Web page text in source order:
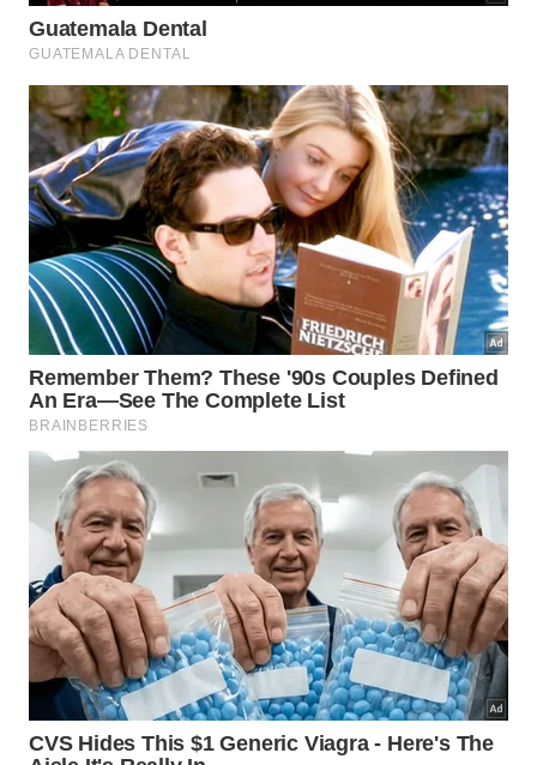
possível. Tudo começou com 50 ml de BEG Gin,
uma dose generosa de coragem e algumas pedras
inteiro parecia prender a respiração. No estádio,
milhões de corações batiam no mesmo ritmo. Na
taça, os ingredientes aguardavam o momento certo
para se revelar. A cobrança veio. E, por um instante,
o tempo desacelerou. Foi quando entrou o
ingrediente mais raro de todos: sangue-frio. Taffarel
escolheu o canto, se lançou e transformou alguns
segundos de tensão em um dos momentos mais
marcantes da história das Copas. A partir daí,
bastou completar com água tônica. A explosão da
torcida trouxe a efervescência. Os abraços viraram
as bolhas. A emoção tomou conta do ambiente
como o aroma de um drink recém-servido. O
resultado foi um clássico inesquecível: equilibrado
entre nervosismo e confiança, intenso na medida
certa e com um final que ficou na memória de quem
viveu aquele momento. Porque algumas receitas são
feitas para refrescar. Outras, como a de Taffarel em
1998, são feitas para entrar para a história.